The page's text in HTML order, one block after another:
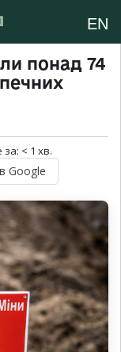
EN
понад 74
за: < 1 хв.
Google